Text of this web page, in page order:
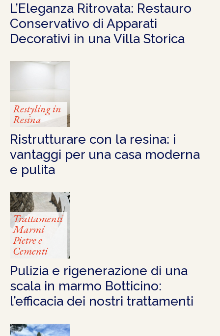
L’Eleganza Ritrovata: Restauro
Conservativo di Apparati
Decorativi in una Villa Storica
Restyling in
Resina
Ristrutturare con la resina: i
vantaggi per una casa moderna
e pulita
Trattamenti
Marmi
Pietre e
Cementi
Pulizia e rigenerazione di una
scala in marmo Botticino:
l’efficacia dei nostri trattamenti